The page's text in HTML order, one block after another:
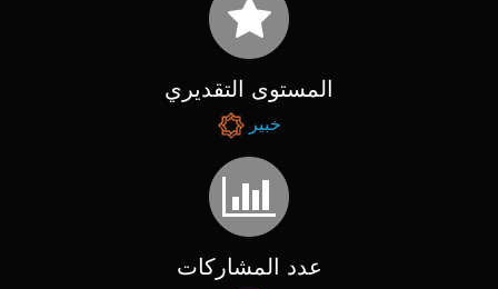
المستوى التقديري
خبير
عدد المشاركات